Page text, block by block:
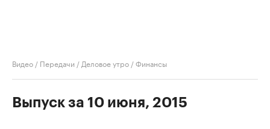
Видео / Передачи / Деловое утро /Финансы
Выпуск за 10 июня, 2015